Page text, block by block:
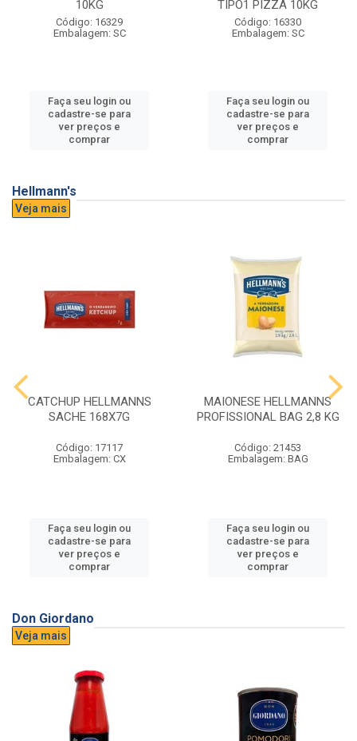
10KG
Código: 16329
Embalagem: SC
Faça seu login ou
cadastre-se para
ver preços e
comprar
TIPO1 PIZZA 10KG
Código: 16330
Embalagem: SC
Faça seu login ou
cadastre-se para
ver preços e
comprar
Hellmann's
Veja mais
CATCHUP HELLMANNS
SACHE 168X7G
Código: 17117
Embalagem: CX
Faça seu login ou
cadastre-se para
ver preços e
comprar
MAIONESE HELLMANNS
PROFISSIONAL BAG 2,8 KG
Código: 21453
Embalagem: BAG
Faça seu login ou
cadastre-se para
ver preços e
comprar
Don Giordano
Veja mais